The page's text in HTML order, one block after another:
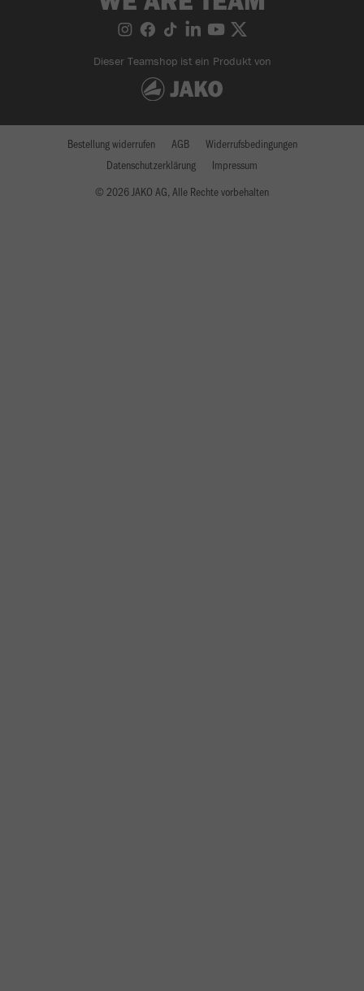
Dieser Teamshop ist ein Produkt von
© 2026 JAKO AG, Alle Rechte vorbehalten
Bestellung widerrufen AGB
Widerrufsbedingungen
Datenschutzerklärung
Impressum